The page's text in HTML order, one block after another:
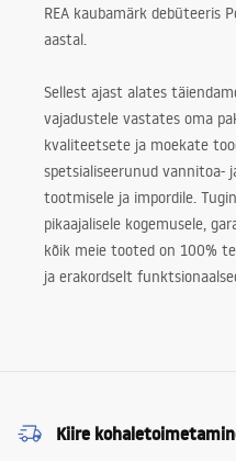
REA kaubamärk debüteeris
aastal.
Sellest ajast alates
vajadustele vastates oma
kvaliteetsete ja moekate
spetsialiseerunud vannitoa-
tootmisele ja impordile.
pikaajalisele kogemusele,
kõik meie tooted on 100%
ja erakordselt
Kiire